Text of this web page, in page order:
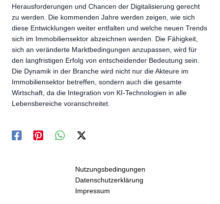
Herausforderungen und Chancen der Digitalisierung gerecht
zu werden. Die kommenden Jahre werden zeigen, wie sich
diese Entwicklungen weiter entfalten und welche neuen Trends
sich im Immobiliensektor abzeichnen werden. Die Fähigkeit,
sich an veränderte Marktbedingungen anzupassen, wird für
den langfristigen Erfolg von entscheidender Bedeutung sein.
Die Dynamik in der Branche wird nicht nur die Akteure im
Immobiliensektor betreffen, sondern auch die gesamte
Wirtschaft, da die Integration von KI-Technologien in alle
Lebensbereiche voranschreitet.
Nutzungsbedingungen
Datenschutzerklärung
Impressum